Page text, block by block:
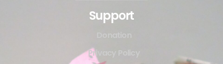
Support
Privacy Policy